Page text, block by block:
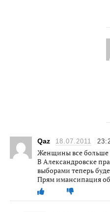
Qaz 18.07.2011
Женщины все больше
В Александровске
выборами теперь
Прям имансипация